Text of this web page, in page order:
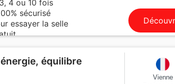
4 ou 10 fois
sécurisé
essayer la selle
équilibre
Vienne